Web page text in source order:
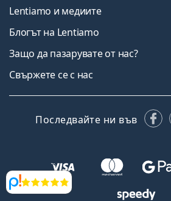
Прегледи
Lentiamo и медиите
Блогът на Lentiamo
Защо да пазарувате от нас?
Свържете се с нас
Последвайте ни във